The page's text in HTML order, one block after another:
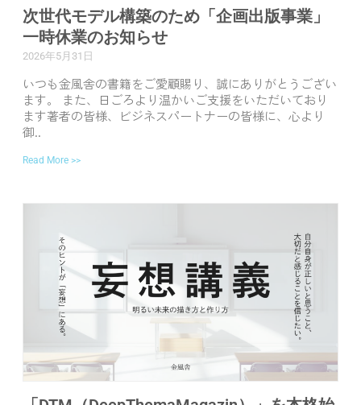
次世代モデル構築のため「企画出版事業」
一時休業のお知らせ
2026年5月31日
いつも金風舎の書籍をご愛顧賜り、誠にありがとうござい
ます。 また、日ごろより温かいご支援をいただいており
ます著者の皆様、ビジネスパートナーの皆様に、心より
御..
Read More >>